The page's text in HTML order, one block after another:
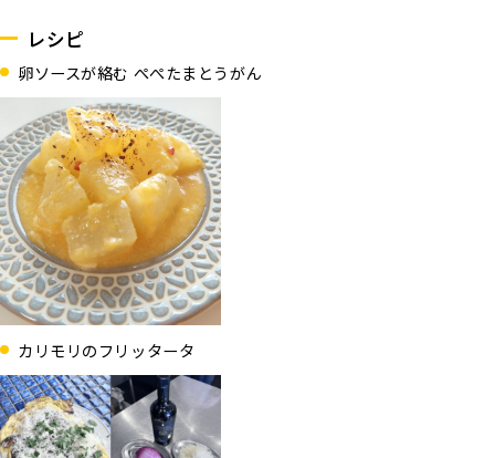
レシピ
卵ソースが絡む ぺぺたまとうがん
カリモリのフリッタータ